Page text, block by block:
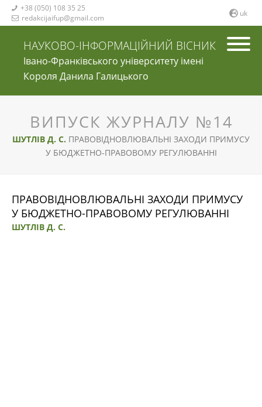
 +38 (050) 108 35 25
 redakcijaifup@gmail.com uk
НАУКОВО-ІНФОРМАЦІЙНИЙ ВІСНИК
Івано-Франківського університету імені
Короля Данила Галицького
ВИПУСК ЖУРНАЛУ №14
ШУТЛІВ Д. С. ПРАВОВІДНОВЛЮВАЛЬНІ ЗАХОДИ ПРИМУСУ
У БЮДЖЕТНО-ПРАВОВОМУ РЕГУЛЮВАННІ
ПРАВОВІДНОВЛЮВАЛЬНІ ЗАХОДИ ПРИМУСУ
У БЮДЖЕТНО-ПРАВОВОМУ РЕГУЛЮВАННІ
ШУТЛІВ Д. С.